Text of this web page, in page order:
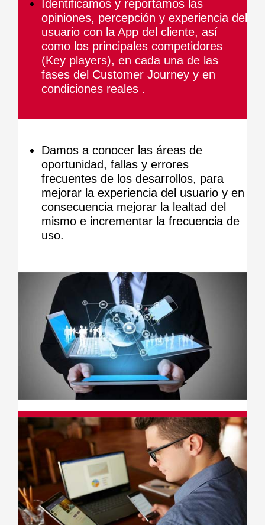
Identificamos y reportamos las
opiniones, percepción y experiencia del
usuario con la App del cliente, así
como los principales competidores
(Key players), en cada una de las
fases del Customer Journey y en
condiciones reales .
Damos a conocer las áreas de
oportunidad, fallas y errores
frecuentes de los desarrollos, para
mejorar la experiencia del usuario y en
consecuencia mejorar la lealtad del
mismo e incrementar la frecuencia de
uso.